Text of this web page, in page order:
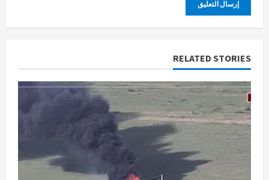
RELATED STORIES